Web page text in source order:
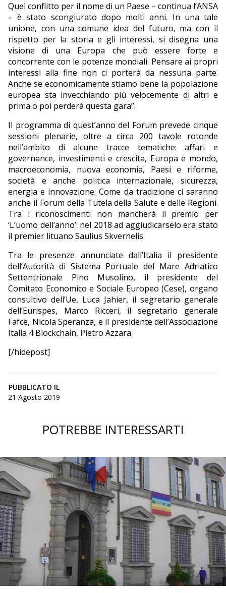
Quel conflitto per il nome di un Paese – continua l’ANSA
– è stato scongiurato dopo molti anni. In una tale
unione, con una comune idea del futuro, ma con il
rispetto per la storia e gli interessi, si disegna una
visione di una Europa che può essere forte e
concorrente con le potenze mondiali. Pensare ai propri
interessi alla fine non ci porterà da nessuna parte.
Anche se economicamente stiamo bene la popolazione
europea sta invecchiando più velocemente di altri e
prima o poi perderà questa gara”.
Il programma di quest’anno del Forum prevede cinque
sessioni plenarie, oltre a circa 200 tavole rotonde
nell’ambito di alcune tracce tematiche: affari e
governance, investimenti e crescita, Europa e mondo,
macroeconomia, nuova economia, Paesi e riforme,
società e anche politica internazionale, sicurezza,
energia e innovazione. Come da tradizione ci saranno
anche il Forum della Tutela della Salute e delle Regioni.
Tra i riconoscimenti non mancherà il premio per
‘L’uomo dell’anno’: nel 2018 ad aggiudicarselo era stato
il premier lituano Saulius Skvernelis.
Tra le presenze annunciate dall’Italia il presidente
dell’Autorità di Sistema Portuale del Mare Adriatico
Settentrionale Pino Musolino, il presidente del
Comitato Economico e Sociale Europeo (Cese), organo
consultivo dell’Ue, Luca Jahier, il segretario generale
dell’Eurispes, Marco Ricceri, il segretario generale
Fafce, Nicola Speranza, e il presidente dell’Associazione
Italia 4 Blockchain, Pietro Azzara.
[/hidepost]
PUBBLICATO IL
21 Agosto 2019
POTREBBE INTERESSARTI